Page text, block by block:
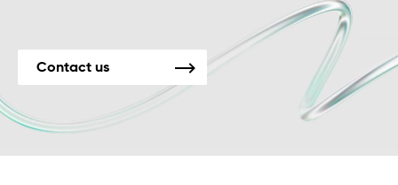
Contact us